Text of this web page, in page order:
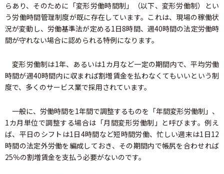
らあり、そのために「変形労働時間制」（以下、変形労働制）とい
う労働時間管理制度が既に存在しています。これは、現場の稼働状
況が変動し、労働基準法が定める1日8時間、週40時間の法定労働時
間が守れない場合に認められる特例になります。
変形労働制は1年、あるいは1カ月など一定の期間内で、平均労働
時間が週40時間内に収まれば割増賃金を払わなくてもいいという制
度で、多くのサービス業で採用されています。
一般に、労働時間を1年間で調整するものを「年間変形労働制」、
1カ月単位で調整する場合は「月間変形労働制」と呼びます。例え
ば、平日のシフトは1日4時間など短時間労働、忙しい週末は1日12
時間の法定外労働を編成しておき、その期間内で帳尻を合わせれば
25％の割増賃金を支払う必要がないのです。